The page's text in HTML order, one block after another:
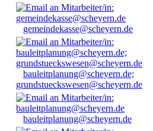
gemeindekasse@scheyern.de
bauleitplanung@scheyern.de;
grundstueckswesen@scheyern.de
bauleitplanung@scheyern.de